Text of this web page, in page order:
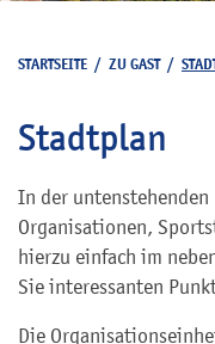
STARTSEITE / ZU GAST/
Stadtplan
In der
Organisationen,
hierzu einfach im
Sie interessanten
Die